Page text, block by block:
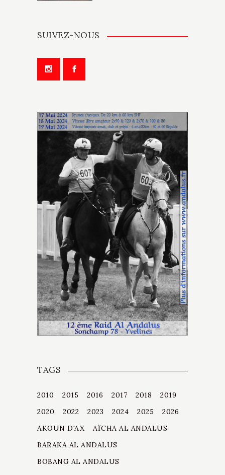
SUIVEZ-NOUS
TAGS
2010 2015 2016 2017 2018
2019
2020
2022 2023 2024 2025
2026
AKOUN D'AX
AÏCHA AL ANDALUS
BARAKA AL ANDALUS
BOBANG AL ANDALUS